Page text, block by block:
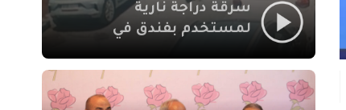
سرقة دراجة نارية
لمستخدم بفندق في
بمراكش